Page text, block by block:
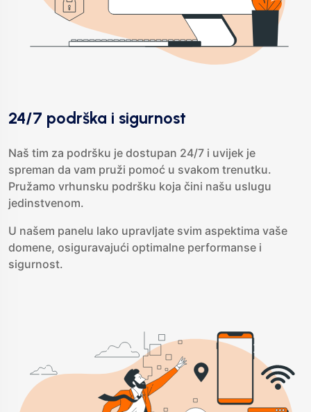
24/7 podrška i sigurnost
Naš tim za podršku je dostupan 24/7 i uvijek je
spreman da vam pruži pomoć u svakom trenutku.
Pružamo vrhunsku podršku koja čini našu uslugu
jedinstvenom.
U našem panelu lako upravljate svim aspektima vaše
domene, osiguravajući optimalne performanse i
sigurnost.